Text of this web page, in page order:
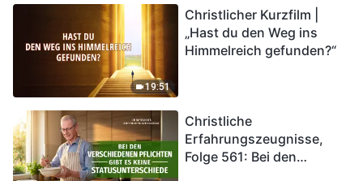
in das Königreich Gottes
eintreten?
19:51
Christlicher Kurzfilm |
„Hast du den Weg ins
Himmelreich gefunden?“
Christliche
Erfahrungszeugnisse,
Folge 561: Bei den